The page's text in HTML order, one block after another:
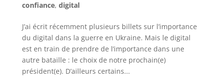
confiance, digital
J’ai écrit récemment plusieurs billets sur l’importance
du digital dans la guerre en Ukraine. Mais le digital
est en train de prendre de l’importance dans une
autre bataille : le choix de notre prochain(e)
président(e). D’ailleurs certains...